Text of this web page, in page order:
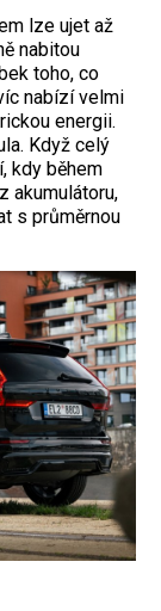
lze ujet až
nabitou
toho, co
nabízí velmi
energii.
Když celý
kdy během
akumulátoru,
s průměrnou